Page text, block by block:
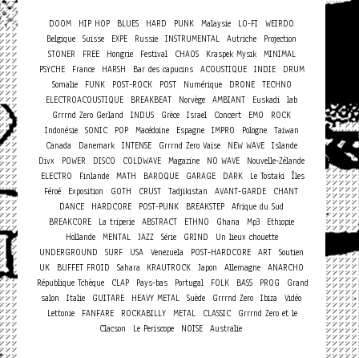
DOOM HIP HOP BLUES HARD PUNK Malaysie LO-FI
WEIRDO
Belgique Suisse EXPE Russie INSTRUMENTAL Autriche
Projection
STONER
FREE Hongrie Festival CHAOS Kraspek Mysik
MINIMAL
PSYCHE
France HARSH Bar des capucins ACOUSTIQUE INDIE
DRUM
Somalie
FUNK POST-ROCK POST Numérique DRONE
TECHNO
ELECTROACOUSTIQUE
BREAKBEAT Norvège AMBIANT Euskadi lab
Grrrnd Zero Gerland
INDUS Grèce Israel Concert EMO
ROCK
Indonésie
SONIC POP Macédoine Espagne IMPRO Pologne
Taiwan
Canada
Danemark INTENSE Grrrnd Zero Vaise NEW WAVE Islande
Divx
POWER DISCO COLDWAVE Magazine NO WAVE
Nouvelle-Zélande
ELECTRO
Finlande MATH BAROQUE GARAGE DARK Le Tostaki
Îles
Féroé
Exposition GOTH CRUST Tadjikistan AVANT-GARDE
CHANT
DANCE
HARDCORE POST-PUNK BREAKSTEP Afrique du Sud
BREAKCORE
La triperie ABSTRACT ETHNO Ghana Mp3
Ethiopie
Hollande
MENTAL JAZZ Série GRIND
Un lieux chouette
UNDERGROUND
SURF USA Venezuela POST-HARDCORE ART Soutien
UK
BUFFET FROID Sahara KRAUTROCK Japon Allemagne ANARCHO
République Tchèque
CLAP Pays-bas Portugal FOLK BASS PROG
Grand
salon
Italie GUITARE HEAVY METAL Suède Grrrnd Zero Ibiza
Vidéo
Lettonie
FANFARE ROCKABILLY METAL CLASSIC
Grrrnd Zero et le
Clacson
Le Periscope NOISE Australie